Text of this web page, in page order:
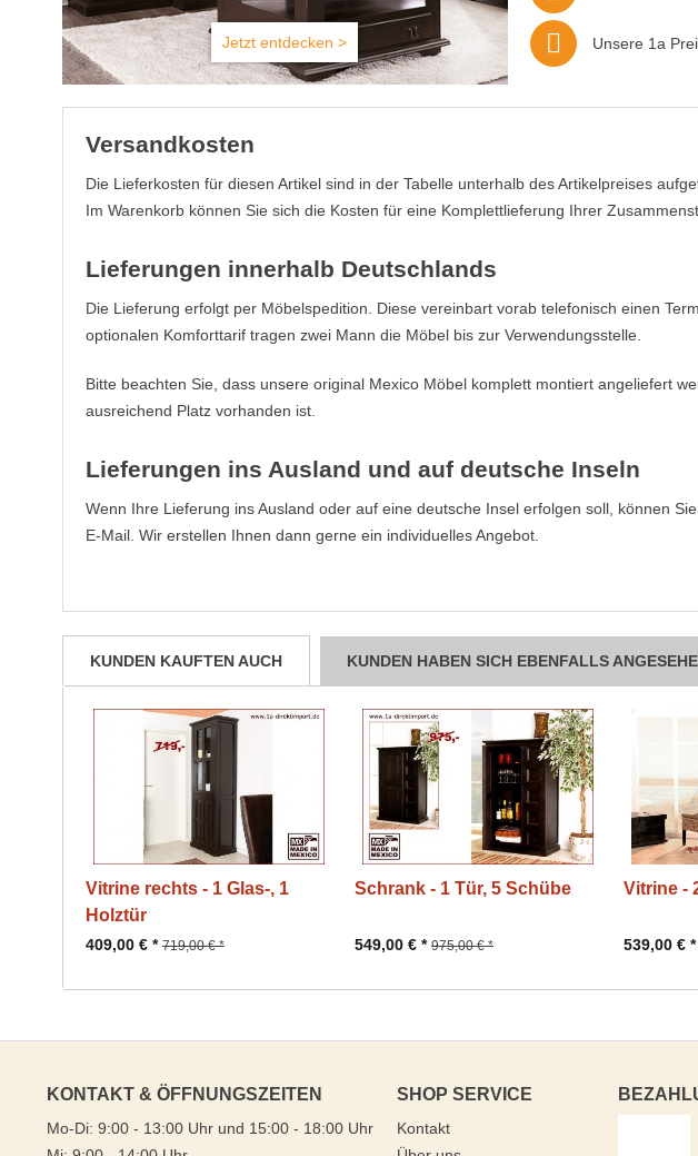
Jetzt entdecken > Unsere 1a
Versandkosten
Die Lieferkosten für diesen Artikel sind in der Tabelle unterhalb des Artikelpreises
Im Warenkorb können Sie sich die Kosten für eine Komplettlieferung Ihrer
Lieferungen innerhalb Deutschlands
Die Lieferung erfolgt per Möbelspedition. Diese vereinbart vorab telefonisch einen
optionalen Komforttarif tragen zwei Mann die Möbel bis zur Verwendungsstelle.
Bitte beachten Sie, dass unsere original Mexico Möbel komplett montiert angeliefert
ausreichend Platz vorhanden ist.
Lieferungen ins Ausland und auf deutsche Inseln
Wenn Ihre Lieferung ins Ausland oder auf eine deutsche Insel erfolgen soll, können
E-Mail. Wir erstellen Ihnen dann gerne ein individuelles Angebot.
KUNDEN KAUFTEN AUCH KUNDEN HABEN SICH EBENFALLS
Vitrine rechts - 1 Glas-, 1
Holztür
409,00 € * 719,00 € *
Schrank - 1 Tür, 5 Schübe
549,00 € * 975,00 € *
Vitrine -
539,00 € *
KONTAKT & ÖFFNUNGSZEITEN
Mo-Di: 9:00 - 13:00 Uhr und 15:00 - 18:00 Uhr
SHOP SERVICE
Kontakt